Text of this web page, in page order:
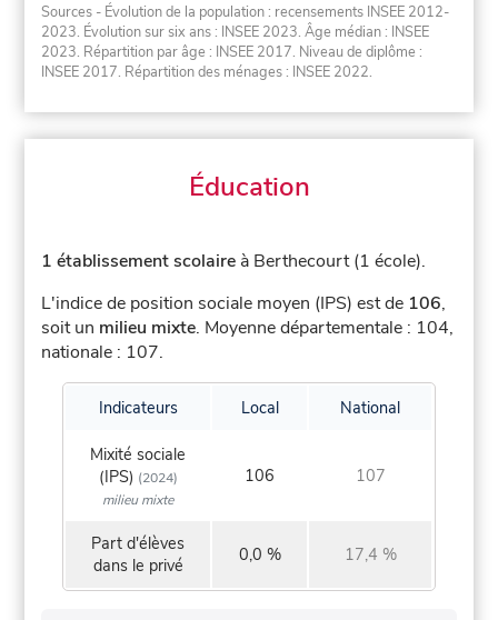
Sources - Évolution de la population : recensements INSEE 2012-
2023. Évolution sur six ans : INSEE 2023. Âge médian : INSEE
2023. Répartition par âge : INSEE 2017. Niveau de diplôme :
INSEE 2017. Répartition des ménages : INSEE 2022.
Éducation
1 établissement scolaire à Berthecourt (1 école).
L'indice de position sociale moyen (IPS) est de 106,
soit un milieu mixte. Moyenne départementale : 104,
nationale : 107.
Indicateurs Local National
Mixité sociale
(IPS) (2024)
milieu mixte
106 107
Part d'élèves
dans le privé
0,0 % 17,4 %